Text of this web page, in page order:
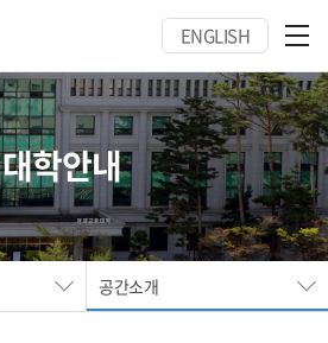
ENGLISH
대학안내
공간소개